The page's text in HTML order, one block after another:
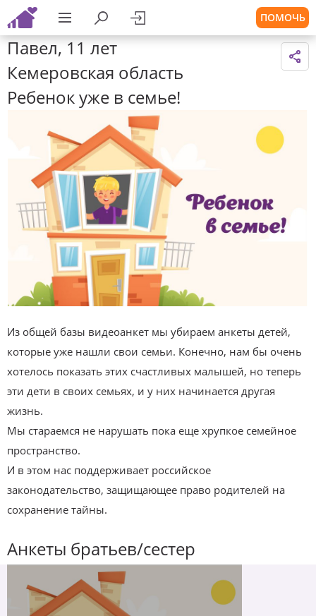
ПОМОЧЬ
Павел, 11 лет
Кемеровская область
Ребенок уже в семье!
Из общей базы видеоанкет мы убираем анкеты детей,
которые уже нашли свои семьи. Конечно, нам бы очень
хотелось показать этих счастливых малышей, но теперь
эти дети в своих семьях, и у них начинается другая
жизнь.
Мы стараемся не нарушать пока еще хрупкое семейное
пространство.
И в этом нас поддерживает российское
законодательство, защищающее право родителей на
сохранение тайны.
Анкеты братьев/сестер